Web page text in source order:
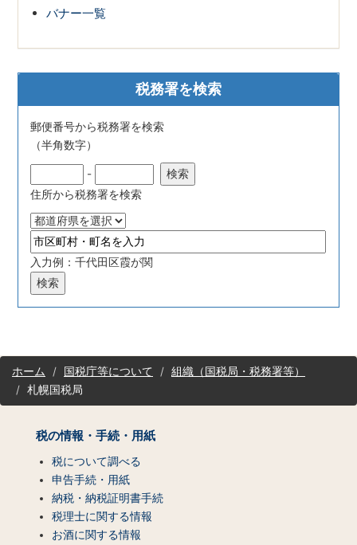
バナー一覧
税務署を検索
郵便番号から税務署を検索
（半角数字）
-
住所から税務署を検索
入力例：千代田区霞が関
サ
イホーム 国税庁等について
組織（国税局・税務署等）
札幌国税局
税の情報・手続・用紙
税について調べる
申告手続・用紙
納税・納税証明書手続
税理士に関する情報
お酒に関する情報